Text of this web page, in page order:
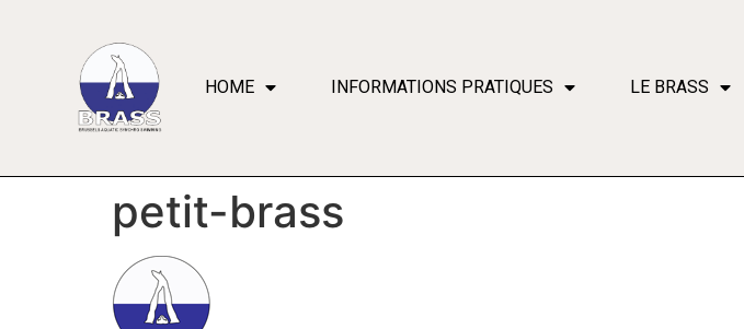
HOME INFORMATIONS PRATIQUES LE BRASS
petit-brass